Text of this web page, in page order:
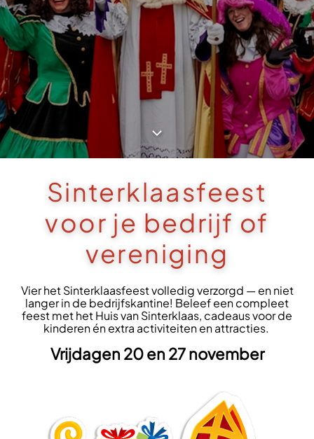
Sinterklaasfeest
voor je bedrijf of
vereniging
Vier het Sinterklaasfeest volledig verzorgd — en niet
langer in de bedrijfskantine! Beleef een compleet
feest met het Huis van Sinterklaas, cadeaus voor de
kinderen én extra activiteiten en attracties.
Vrijdagen 20 en 27 november